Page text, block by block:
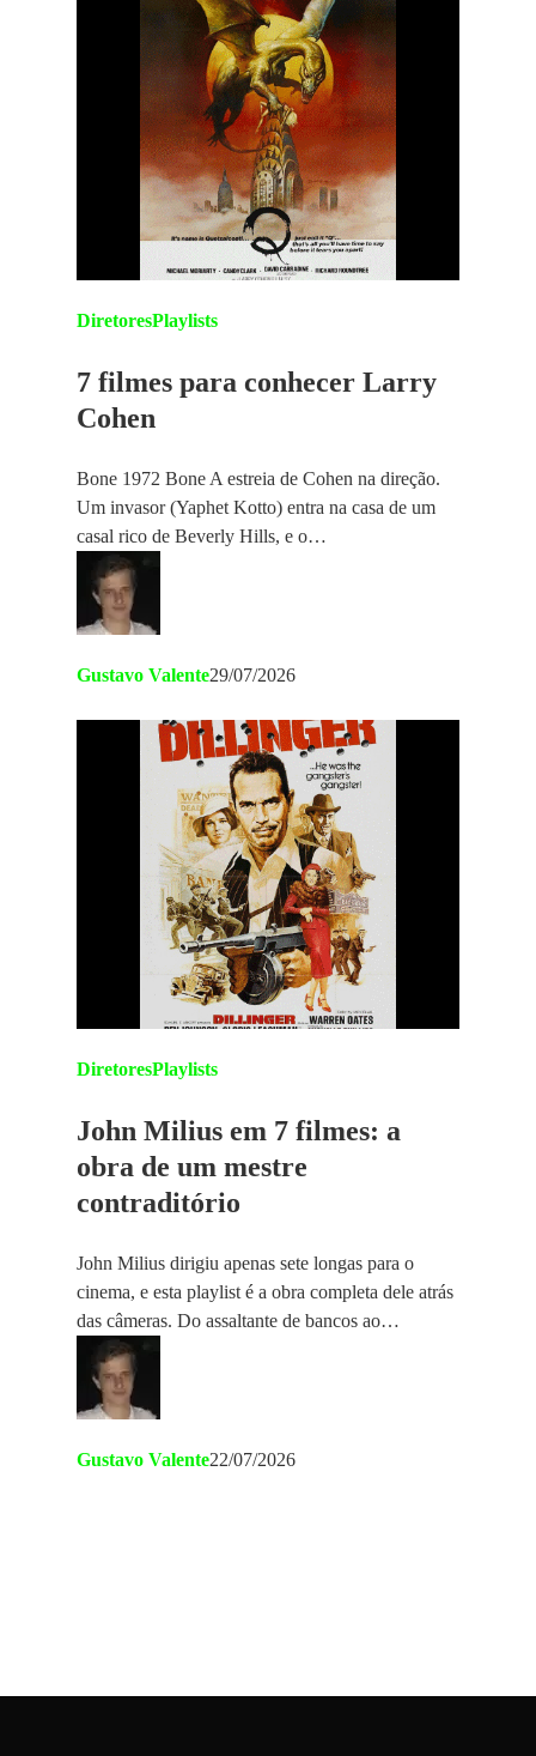
DiretoresPlaylists
7 filmes para conhecer Larry
Cohen
Bone 1972 Bone A estreia de Cohen na direção.
Um invasor (Yaphet Kotto) entra na casa de um
casal rico de Beverly Hills, e o…
Gustavo Valente29/07/2026
DiretoresPlaylists
John Milius em 7 filmes: a
obra de um mestre
contraditório
John Milius dirigiu apenas sete longas para o
cinema, e esta playlist é a obra completa dele atrás
das câmeras. Do assaltante de bancos ao…
Gustavo Valente22/07/2026